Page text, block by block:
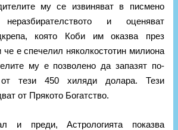
му се извиняват в писмено
и оценяват
която Коби им оказва през
че е спечелил няколкостотин милиона
му е позволено да запазят по-
тези 450 хиляди долара. Тези
от Прякото Богатство.
и преди, Астрологията показва